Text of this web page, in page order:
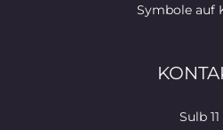
Symbole auf
Sulb 11